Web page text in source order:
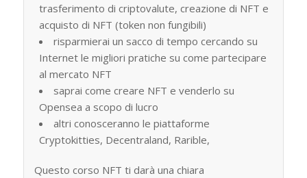
trasferimento di criptovalute, creazione di NFT e
acquisto di NFT (token non fungibili)
risparmierai un sacco di tempo cercando su
Internet le migliori pratiche su come partecipare
al mercato NFT
saprai come creare NFT e venderlo su
Opensea a scopo di lucro
altri conosceranno le piattaforme
Cryptokitties, Decentraland, Rarible,
Questo corso NFT ti darà una chiara